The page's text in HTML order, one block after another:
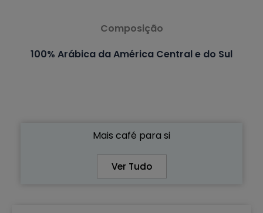
Composição
100% Arábica da América Central e do Sul
Mais café para si
Ver Tudo